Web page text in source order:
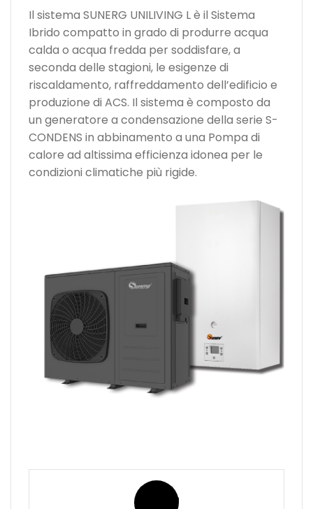
Il sistema SUNERG UNILIVING L è il Sistema
Ibrido compatto in grado di produrre acqua
calda o acqua fredda per soddisfare, a
seconda delle stagioni, le esigenze di
riscaldamento, raffreddamento dell’edificio e
produzione di ACS. Il sistema è composto da
un generatore a condensazione della serie S-
CONDENS in abbinamento a una Pompa di
calore ad altissima efficienza idonea per le
condizioni climatiche più rigide.